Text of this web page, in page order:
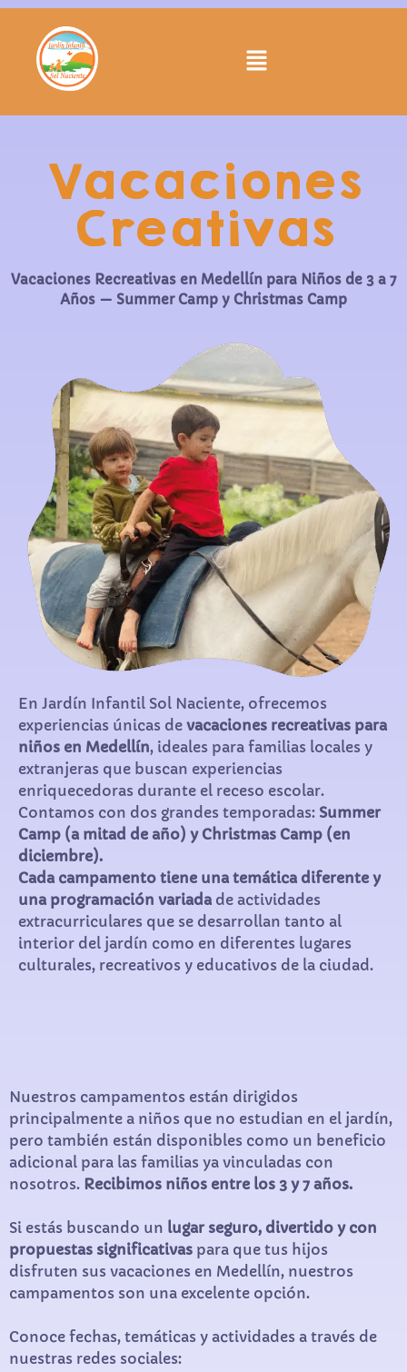
Vacaciones
Creativas
Vacaciones Recreativas en Medellín para Niños de 3 a 7
Años — Summer Camp y Christmas Camp
En Jardín Infantil Sol Naciente, ofrecemos
experiencias únicas de vacaciones recreativas para
niños en Medellín, ideales para familias locales y
extranjeras que buscan experiencias
enriquecedoras durante el receso escolar.
Contamos con dos grandes temporadas: Summer
Camp (a mitad de año) y Christmas Camp (en
diciembre).
Cada campamento tiene una temática diferente y
una programación variada de actividades
extracurriculares que se desarrollan tanto al
interior del jardín como en diferentes lugares
culturales, recreativos y educativos de la ciudad.
Nuestros campamentos están dirigidos
principalmente a niños que no estudian en el jardín,
pero también están disponibles como un beneficio
adicional para las familias ya vinculadas con
nosotros. Recibimos niños entre los 3 y 7 años.
Si estás buscando un lugar seguro, divertido y con
propuestas significativas para que tus hijos
disfruten sus vacaciones en Medellín, nuestros
campamentos son una excelente opción.
Conoce fechas, temáticas y actividades a través de
nuestras redes sociales: